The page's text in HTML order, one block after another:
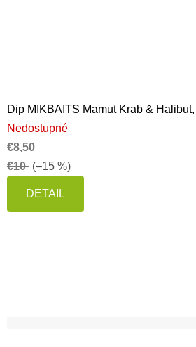
Dip MIKBAITS Mamut Krab & Halibut,
Nedostupné
€8,50
€10 (–15 %)
DETAIL